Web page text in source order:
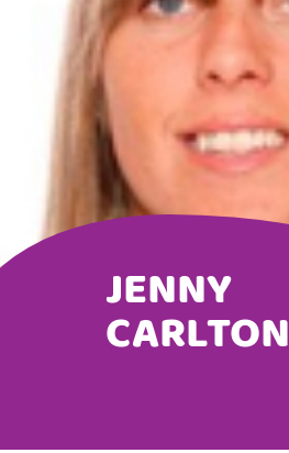
JENNY
CARLTON